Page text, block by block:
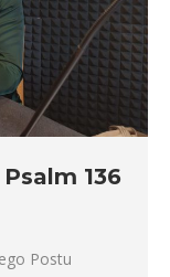
136
Postu